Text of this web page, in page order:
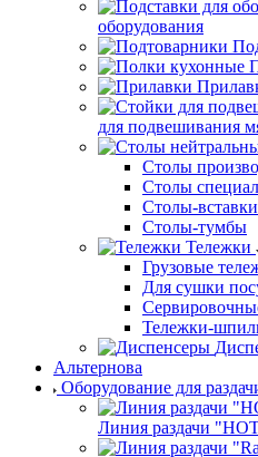
оборудования
для подвешивания
Столы
Столы
Столы-
Столы-тумбы
Тележки
Грузовые
Для сушки
Тележки-
Альтернова
Оборудование для
Линия раздачи